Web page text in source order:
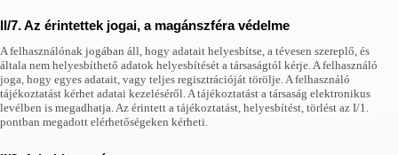
II/7. Az érintettek jogai, a magánszféra védelme
A felhasználónak jogában áll, hogy adatait helyesbítse, a tévesen szereplő, és
általa nem helyesbíthető adatok helyesbítését a társaságtól kérje. A felhasználó
joga, hogy egyes adatait, vagy teljes regisztrációját törölje. A felhasználó
tájékoztatást kérhet adatai kezeléséről. A tájékoztatást a társaság elektronikus
levélben is megadhatja. Az érintett a tájékoztatást, helyesbítést, törlést az I/1.
pontban megadott elérhetőségeken kérheti.